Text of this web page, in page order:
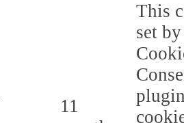
11
This
set